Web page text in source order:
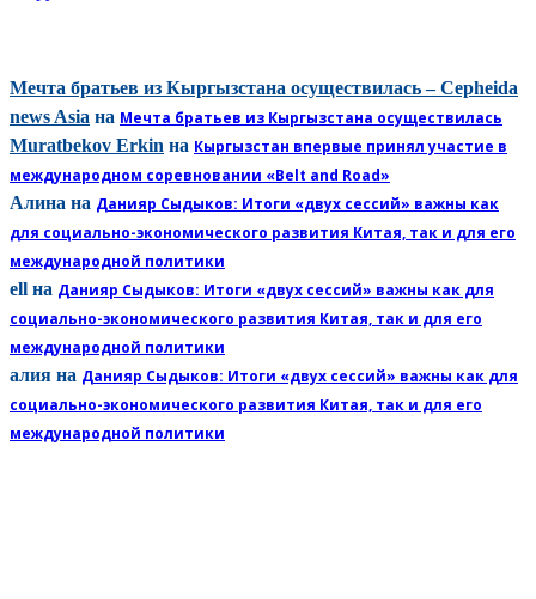
Мечта братьев из Кыргызстана осуществилась – Cepheida
news Asia на Мечта братьев из Кыргызстана осуществилась
Muratbekov Erkin на Кыргызстан впервые принял участие в
международном соревновании «Belt and Road»
Алина на Данияр Сыдыков: Итоги «двух сессий» важны как
для социально-экономического развития Китая, так и для его
международной политики
ell на Данияр Сыдыков: Итоги «двух сессий» важны как для
социально-экономического развития Китая, так и для его
международной политики
алия на Данияр Сыдыков: Итоги «двух сессий» важны как для
социально-экономического развития Китая, так и для его
международной политики